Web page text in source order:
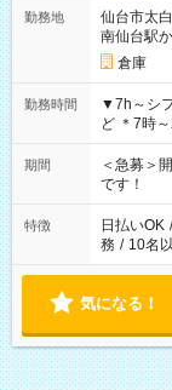
勤務地
仙台市太
南仙台駅
倉庫
勤務時間
▼7h～シ
ど ＊7時
期間
＜急募＞
です！
特徴 日払いOK /
務 / 10名
気になる！